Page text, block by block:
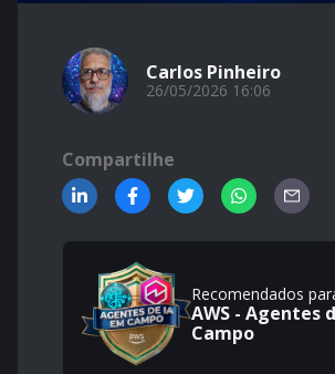
Carlos Pinheiro
26/05/2026 16:06
Compartilhe
Recomendados
AWS - Agentes
Campo